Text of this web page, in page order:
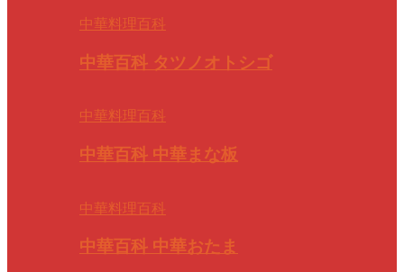
中華料理百科
中華百科 タツノオトシゴ
中華料理百科
中華百科 中華まな板
中華料理百科
中華百科 中華おたま